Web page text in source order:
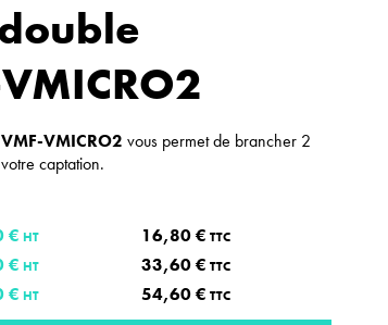
VMICRO2 vous permet de brancher 2
captation.
€ HT 16,80 € TTC
€ HT 33,60 € TTC
€ HT 54,60 € TTC